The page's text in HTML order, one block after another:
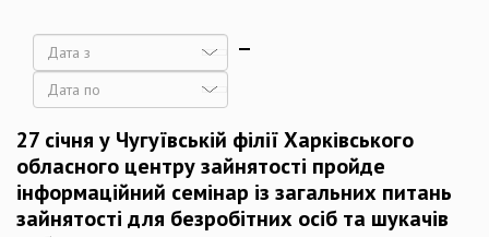
Дата
27 січня у Чугуївській філії Харківського
обласного центру зайнятості пройде
інформаційний семінар із загальних питань
зайнятості для безробітних осіб та шукачів